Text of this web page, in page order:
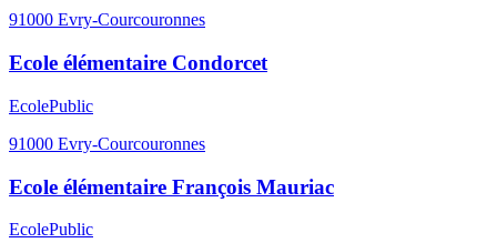
91000 Evry-Courcouronnes
Ecole élémentaire Condorcet
EcolePublic
91000 Evry-Courcouronnes
Ecole élémentaire François Mauriac
EcolePublic